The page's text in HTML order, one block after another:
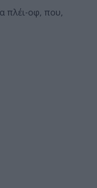
πλέι-οφ, που,